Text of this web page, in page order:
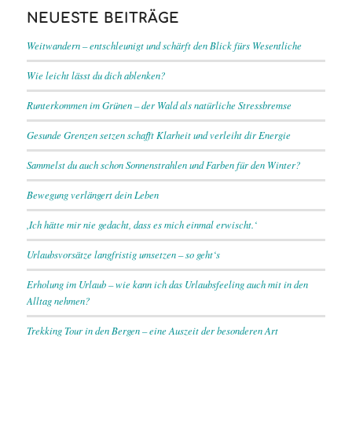
NEUESTE BEITRÄGE
Weitwandern – entschleunigt und schärft den Blick fürs Wesentliche
Wie leicht lässt du dich ablenken?
Runterkommen im Grünen – der Wald als natürliche Stressbremse
Gesunde Grenzen setzen schafft Klarheit und verleiht dir Energie
Sammelst du auch schon Sonnenstrahlen und Farben für den Winter?
Bewegung verlängert dein Leben
,Ich hätte mir nie gedacht, dass es mich einmal erwischt.‘
Urlaubsvorsätze langfristig umsetzen – so geht‘s
Erholung im Urlaub – wie kann ich das Urlaubsfeeling auch mit in den
Alltag nehmen?
Trekking Tour in den Bergen – eine Auszeit der besonderen Art